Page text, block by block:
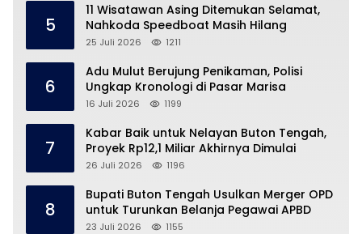
5
11 Wisatawan Asing Ditemukan Selamat,
Nahkoda Speedboat Masih Hilang
25 Juli 2026 1211
6
Adu Mulut Berujung Penikaman, Polisi
Ungkap Kronologi di Pasar Marisa
16 Juli 2026 1199
7
Kabar Baik untuk Nelayan Buton Tengah,
Proyek Rp12,1 Miliar Akhirnya Dimulai
26 Juli 2026 1196
8
Bupati Buton Tengah Usulkan Merger OPD
untuk Turunkan Belanja Pegawai APBD
23 Juli 2026 1155